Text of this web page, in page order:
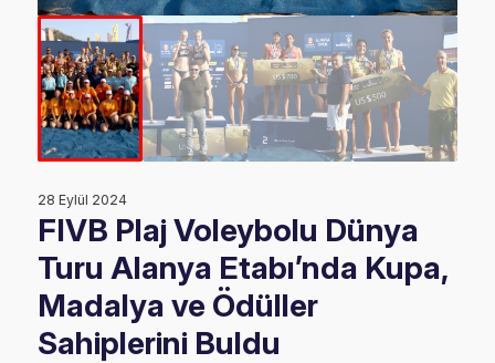
28 Eylül 2024
FIVB Plaj Voleybolu Dünya
Turu Alanya Etabı’nda Kupa,
Madalya ve Ödüller
Sahiplerini Buldu